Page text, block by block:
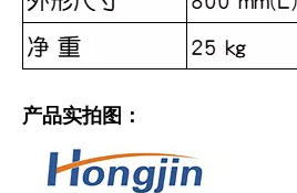
产品实拍图：